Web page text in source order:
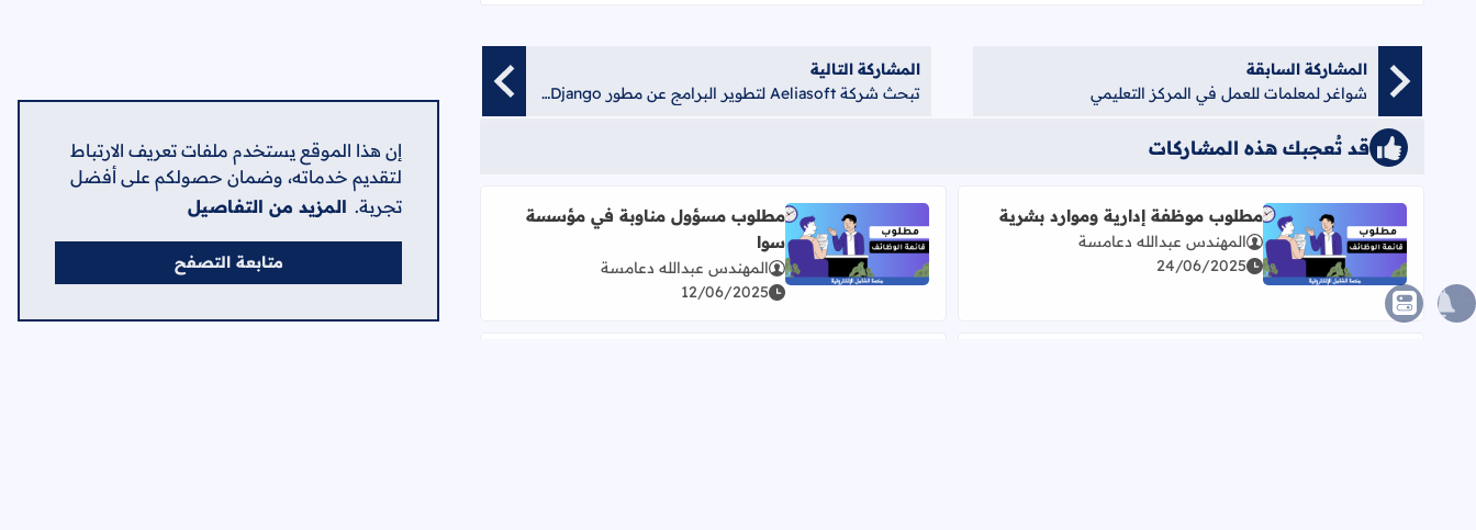
إن هذا الموقع يستخدم ملفات تعريف الارتباط
لتقديم خدماته، وضمان حصولكم على أفضل
تجربة. المزيد من التفاصيل
متابعة التصفح
المشاركة السابقة
شواغر لمعلمات للعمل في المركز التعليمي
المشاركة التالية
تبحث شركة Aeliasoft لتطوير البرامج عن مطور Python Django
قد تُعجبك هذه المشاركات
اقرأ المزيد عن مطلوب موظفة إدارية وموارد بشرية
مطلوب موظفة إدارية وموارد بشرية
المهندس عبدالله دعامسة
24/06/2025
اقرأ المزيد عن مطلوب مسؤول مناوبة في مؤسسة سوا
مطلوب مسؤول مناوبة في مؤسسة
سوا
المهندس عبدالله دعامسة
12/06/2025